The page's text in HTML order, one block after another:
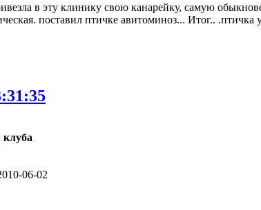
в эту клинику свою канарейку, самую
поставил птичке авитоминоз... Итог.. .птичка
06-02